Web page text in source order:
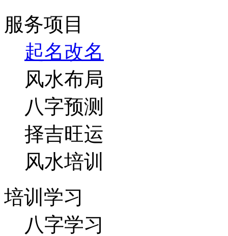
服务项目
起名改名
风水布局
八字预测
择吉旺运
风水培训
培训学习
八字学习